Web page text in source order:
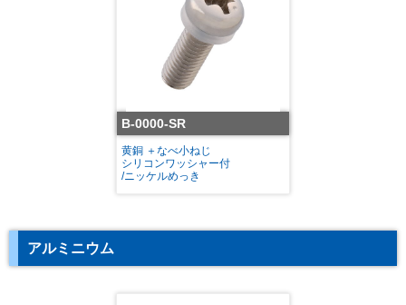
B-0000-SR
黄銅 ＋なべ小ねじ
シリコンワッシャー付
/ニッケルめっき
アルミニウム